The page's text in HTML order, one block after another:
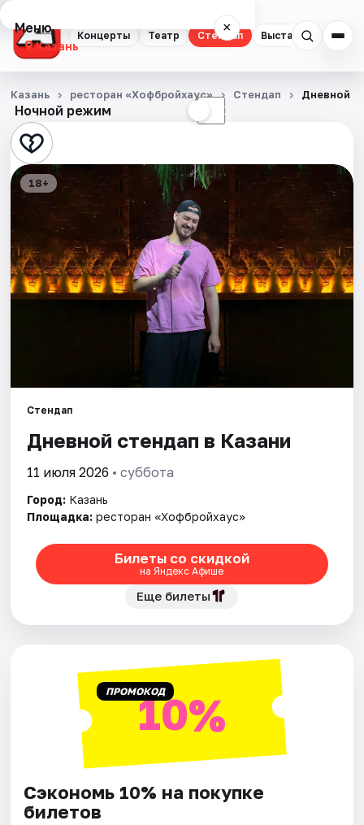
Концерты Театр Стендап Выставки
Меню ×
Казань
Концерты
Театр
Стендап
Выставки
Квесты
Экскурсии
Города
Площадки
Артисты
Рейтинги
Ночной режим ☾
Казань ресторан «Хофбройхаус» Стендап Дневной
18+
Стендап
Дневной стендап в Казани
11 июля 2026 • суббота
Город: Казань
Площадка: ресторан «Хофбройхаус»
Билеты со скидкой
на Яндекс Афише
Еще билеты
ПРОМОКОД10%
Сэкономь 10% на покупке
билетов